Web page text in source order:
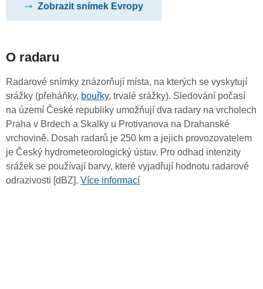
Zobrazit snímek Evropy
O radaru
Radarové snímky znázorňují místa, na kterých se vyskytují
srážky (přeháňky, bouřky, trvalé srážky). Sledování počasí
na území České republiky umožňují dva radary na vrcholech
Praha v Brdech a Skalky u Protivanova na Drahanské
vrchovině. Dosah radarů je 250 km a jejich provozovatelem
je Český hydrometeorologický ústav. Pro odhad intenzity
srážek se používají barvy, které vyjadřují hodnotu radarové
odrazivosti [dBZ]. Více informací